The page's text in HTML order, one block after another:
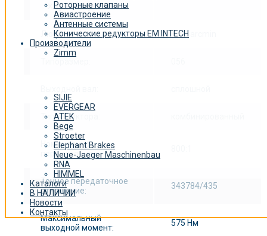
Роторные клапаны
Авиастроение
Антенные системы
Конические редукторы EM INTECH
Производители
Zimm
SIJIE
EVERGEAR
ATEK
Bege
Stroeter
Elephant Brakes
Neue-Jaeger Maschinenbau
RNA
HIMMEL
Каталоги
В НАЛИЧИИ
Новости
Контакты
характеристики
Люфт ≤ 0,2 arcmin
Тип редуктора:
Номинальное
передаточное:
Точное передаточное
отношение:
343784/435
Максимальный
выходной момент:
575 Нм